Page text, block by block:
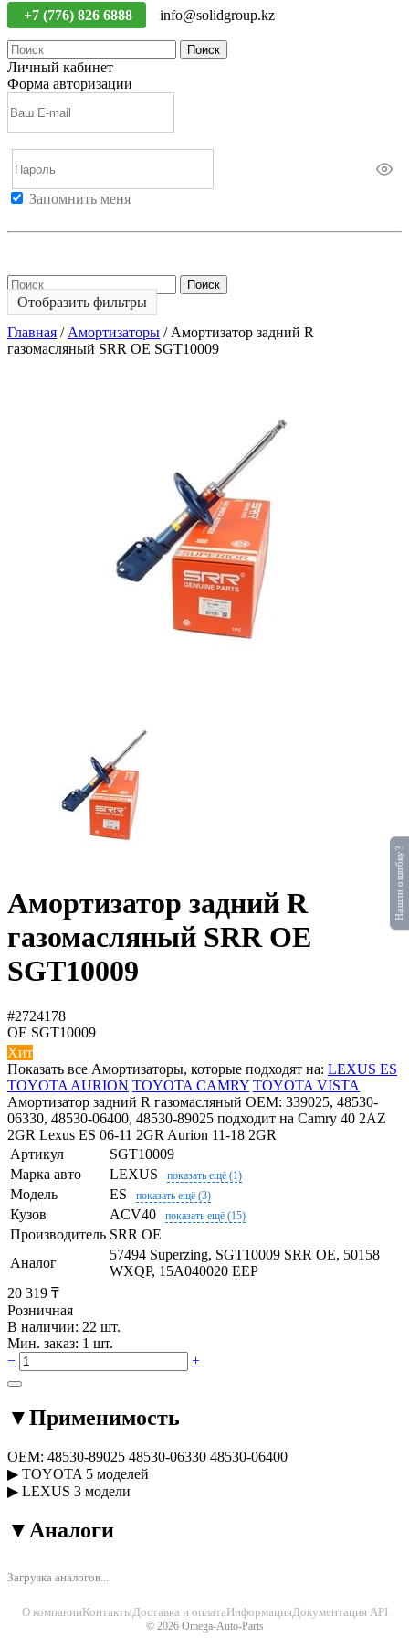
+7 (776) 826 6888 info@solidgroup.kz
Поиск
Личный кабинет
Форма авторизации
Запомнить меня
Поиск
Отобразить фильтры
Главная / Амортизаторы / Амортизатор задний R
газомасляный SRR OE SGT10009
Амортизатор задний R
газомасляный SRR OE
SGT10009
#2724178
OE SGT10009
Хит
Показать все Амортизаторы, которые подходят на: LEXUS ES
TOYOTA AURION TOYOTA CAMRY TOYOTA VISTA
Амортизатор задний R газомасляный OEM: 339025, 48530-
06330, 48530-06400, 48530-89025 подходит на Camry 40 2AZ
2GR Lexus ES 06-11 2GR Aurion 11-18 2GR
Артикул
SGT10009
Марка авто
LEXUS показать ещё (1)
Модель ES показать ещё (3)
Кузов ACV40 показать ещё (15)
Производитель SRR OE
Аналог
57494 Superzing, SGT10009 SRR OE, 50158
WXQP, 15A040020 EEP
20 319 ₸
Розничная
В наличии: 22 шт.
Мин. заказ: 1 шт.
−
+
▼Применимость
OEM: 48530-89025 48530-06330 48530-06400
▶ TOYOTA 5 моделей
▶ LEXUS 3 модели
▼ Аналоги
Загрузка аналогов...
О компанииКонтактыДоставка и оплатаИнформацияДокументация API
© 2026 Omega-Auto-Parts
Нашли ошибку?